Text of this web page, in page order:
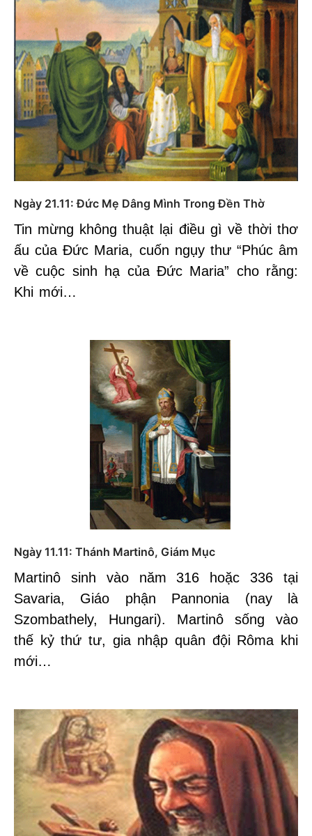
Ngày 21.11: Đức Mẹ Dâng Mình Trong Đền Thờ
Tin mừng không thuật lại điều gì về thời thơ
ấu của Đức Maria, cuốn ngụy thư “Phúc âm
về cuộc sinh hạ của Đức Maria” cho rằng:
Khi mới…
Ngày 11.11: Thánh Martinô, Giám Mục
Martinô sinh vào năm 316 hoặc 336 tại
Savaria, Giáo phận Pannonia (nay là
Szombathely, Hungari). Martinô sống vào
thế kỷ thứ tư, gia nhập quân đội Rôma khi
mới…